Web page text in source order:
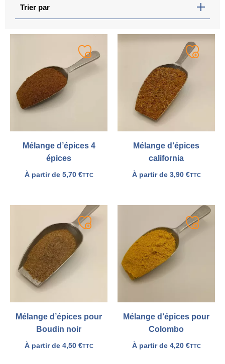
Trier par
Mélange d’épices 4
épices
À partir de 5,70 €TTC
Ajouter
à
Mélange d’épices
california
À partir de 3,90 €TTC
Ajouter
Mélange d’épices pour
Boudin noir
À partir de 4,50 €TTC
Ajouter
Mélange d’épices pour
Colombo
À partir de 4,20 €TTC
Ajouter